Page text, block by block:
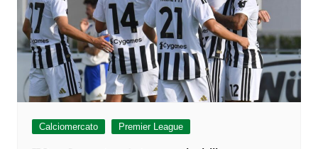
Calciomercato Premier League